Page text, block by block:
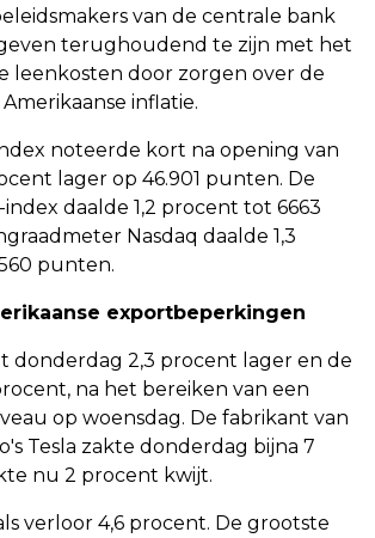
van de centrale bank
terughoudend te zijn met het
leenkosten door zorgen over de
inflatie.
noteerde kort na opening van
lager op 46.901 punten. De
daalde 1,2 procent tot 6663
Nasdaq daalde 1,3
punten.
exportbeperkingen
donderdag 2,3 procent lager en de
na het bereiken van een
op woensdag. De fabrikant van
Tesla zakte donderdag bijna 7
nu 2 procent kwijt.
verloor 4,6 procent. De grootste